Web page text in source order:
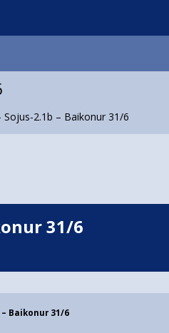
2.1b – Baikonur 31/6
31/6
– Baikonur 31/6